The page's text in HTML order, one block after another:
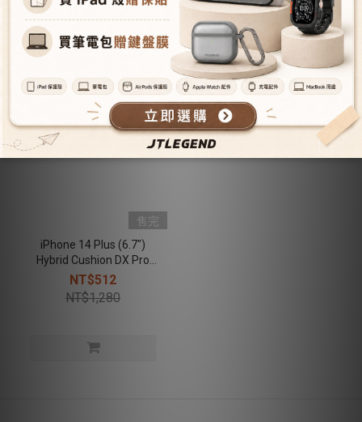
售完
iPhone 14 Plus (6.7")
Hybrid Cushion DX Pro
Kooling超軍規防摔散熱殼
- 黑
NT$512
NT$1,280